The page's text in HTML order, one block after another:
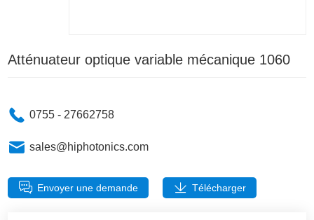
Atténuateur optique variable mécanique 1060
0755 - 27662758
sales@hiphotonics.com
Envoyer une demande Télécharger